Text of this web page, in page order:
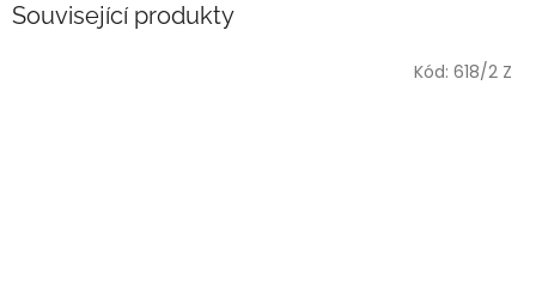
Související produkty
Kód: 618/2 Z